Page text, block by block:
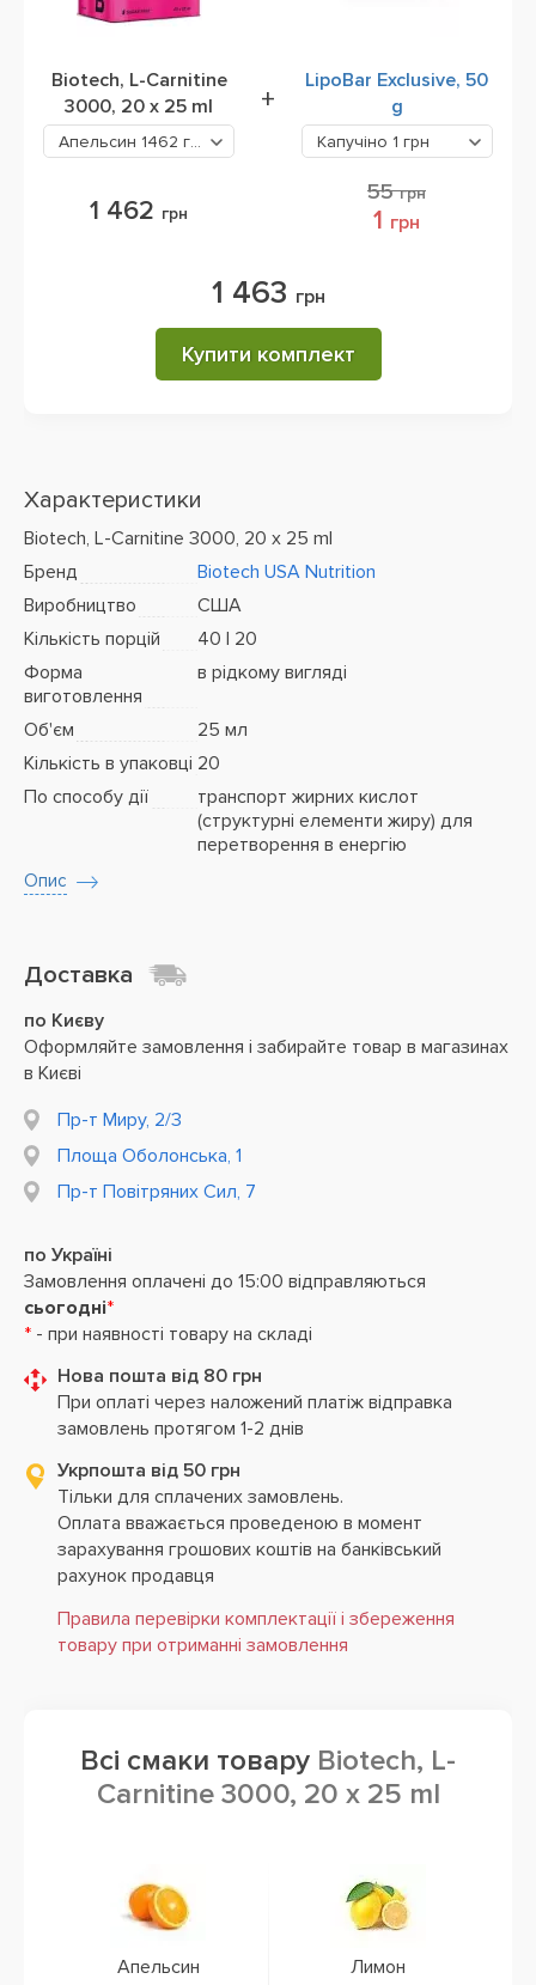
Biotech, L-Carnitine
3000, 20 x 25 ml
Апельсин 1462 грн
1 462 грн
+
LipoBar Exclusive, 50
g
Капучіно 1 грн
55грн
1 грн
1 463 грн
Купити комплект
Характеристики
Biotech, L-Carnitine 3000, 20 x 25 ml
Бренд
Biotech USA Nutrition
Виробництво
США
Кількість порцій
40 | 20
Форма
виготовлення
в рідкому вигляді
Об'єм
25 мл
Кількість в упаковці 20
По способу дії
транспорт жирних кислот
(структурні елементи жиру) для
перетворення в енергію
Опис
Доставка
по Києву
Оформляйте замовлення і забирайте товар в магазинах
в Києві
Пр-т Миру, 2/3
Площа Оболонська, 1
Пр-т Повітряних Сил, 7
по Україні
Замовлення оплачені до 15:00 відправляються
сьогодні*
* - при наявності товару на складі
Нова пошта від 80 грн
При оплаті через наложений платіж відправка
замовлень протягом 1-2 днів
Укрпошта від 50 грн
Тільки для сплачених замовлень.
Оплата вважається проведеною в момент
зарахування грошових коштів на банківський
рахунок продавця
Правила перевірки комплектації і збереження
товару при отриманні замовлення
Всі смаки товару Biotech, L-
Carnitine 3000, 20 x 25 ml
Апельсин Лимон